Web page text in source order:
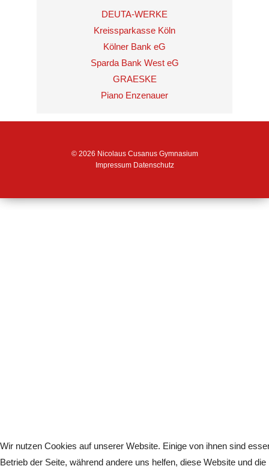
DEUTA-WERKE
Kreissparkasse Köln
Kölner Bank eG
Sparda Bank West eG
GRAESKE
Piano Enzenauer
© 2026 Nicolaus Cusanus Gymnasium
Impressum Datenschutz
Wir nutzen Cookies auf unserer Website. Einige von ihnen sind
Betrieb der Seite, während andere uns helfen, diese Website und die